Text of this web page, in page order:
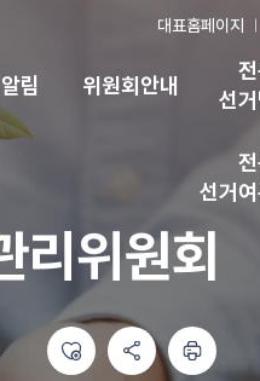
대표홈페이지
알림 위원회안내
선
선거
리위원회